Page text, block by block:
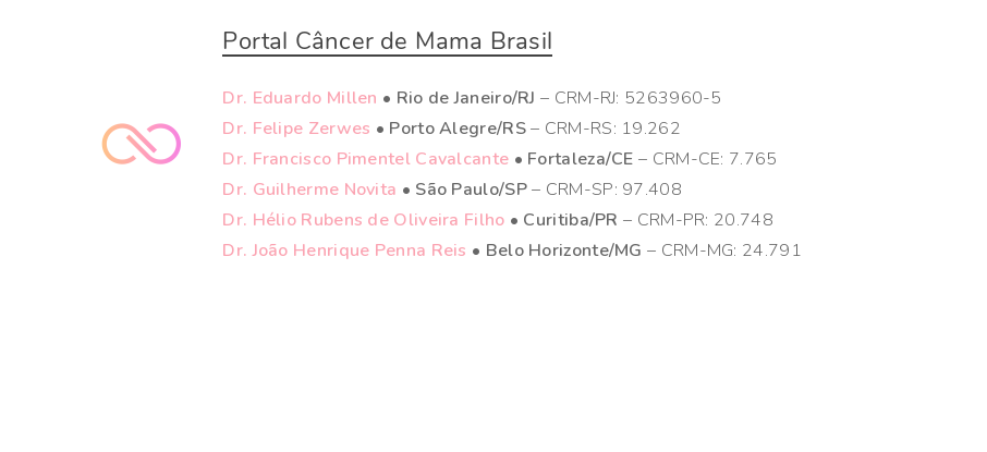
Portal Câncer de Mama Brasil
Dr. Eduardo Millen • Rio de Janeiro/RJ – CRM-RJ: 5263960-5
Dr. Felipe Zerwes • Porto Alegre/RS– CRM-RS: 19.262
Dr. Francisco Pimentel Cavalcante • Fortaleza/CE – CRM-CE: 7.765
Dr. Guilherme Novita • São Paulo/SP– CRM-SP: 97.408
Dr. Hélio Rubens de Oliveira Filho • Curitiba/PR – CRM-PR: 20.748
Dr. João Henrique Penna Reis • Belo Horizonte/MG – CRM-MG: 24.791